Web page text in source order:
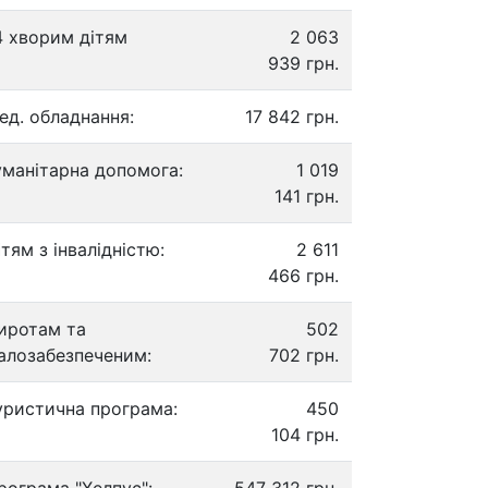
хворим дітям
2 063
939 грн.
обладнання: 17 842 грн.
допомога:
1 019
141 грн.
з інвалідністю:
2 611
466 грн.
та
502
702 грн.
програма:
450
104 грн.